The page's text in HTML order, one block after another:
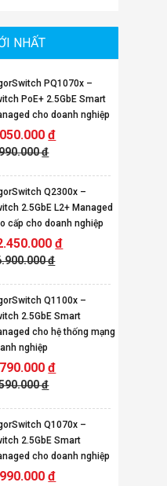
NHẤT
PQ1070x –
PoE+ 2.5GbE Smart
cho doanh nghiệp
đ
đ
Q2300x –
2.5GbE L2+ Managed
cấp cho doanh nghiệp
đ
đ
Q1100x –
2.5GbE Smart
cho hệ thống mạng
nghiệp
đ
đ
Q1070x –
2.5GbE Smart
cho doanh nghiệp
đ